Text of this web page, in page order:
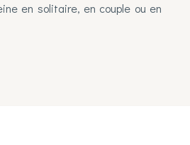
en solitaire, en couple ou en